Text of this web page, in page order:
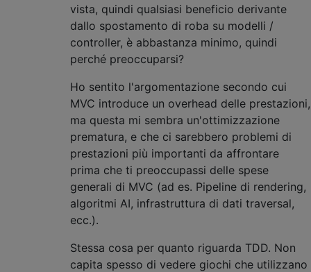
vista, quindi qualsiasi beneficio derivante
dallo spostamento di roba su modelli /
controller, è abbastanza minimo, quindi
perché preoccuparsi?
Ho sentito l'argomentazione secondo cui
MVC introduce un overhead delle prestazioni,
ma questa mi sembra un'ottimizzazione
prematura, e che ci sarebbero problemi di
prestazioni più importanti da affrontare
prima che ti preoccupassi delle spese
generali di MVC (ad es. Pipeline di rendering,
algoritmi AI, infrastruttura di dati traversal,
ecc.).
Stessa cosa per quanto riguarda TDD. Non
capita spesso di vedere giochi che utilizzano